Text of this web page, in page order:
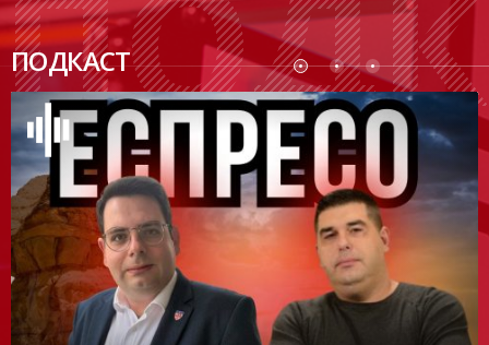
ПОДКАСТ
АСТ